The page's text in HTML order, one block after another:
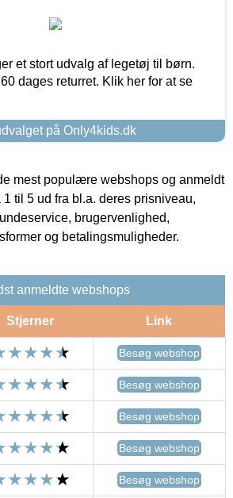
et stort udvalg af legetøj til børn.
dages returret. Klik her for at se
på Only4kids.dk
mest populære webshops og anmeldt
til 5 ud fra bl.a. deres prisniveau,
brugervenlighed,
og betalingsmuligheder.
anmeldte webshops
Stjerner Link
Besøg webshop
Besøg webshop
Besøg webshop
Besøg webshop
Besøg webshop